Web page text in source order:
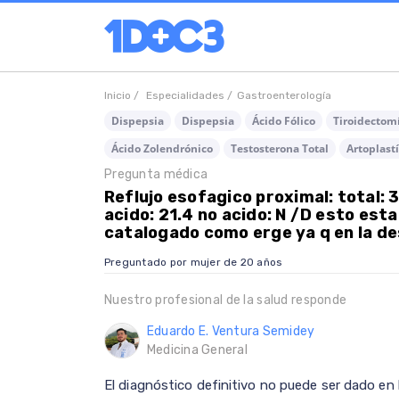
Inicio / Especialidades / Gastroenterología
Dispepsia Dispepsia Ácido Fólico
Ácido Zolendrónico
Testosterona Total
Pregunta médica
Reflujo esofagico proximal: total:
acido: 21.4 no acido: N /D esto
catalogado como erge ya q en la
Preguntado por mujer de 20 años
Nuestro profesional de la salud responde
Eduardo E. Ventura Semidey
Medicina General
El diagnóstico definitivo no puede ser dado